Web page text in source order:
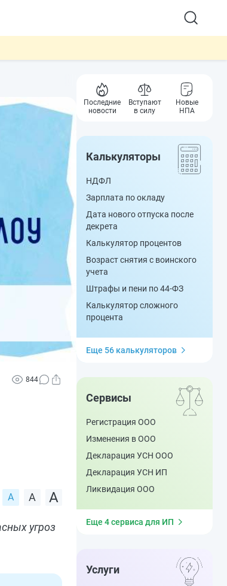
844
угроз
Последние
новости
Вступают
в силу
Новые
НПА
Калькуляторы
НДФЛ
Зарплата по окладу
Дата нового отпуска после
декрета
Калькулятор процентов
Возраст снятия с воинского
учета
Штрафы и пени по 44-ФЗ
Калькулятор сложного
процента
Еще 56 калькуляторов
Сервисы
Регистрация ООО
Изменения в ООО
Декларация УСН ООО
Декларация УСН ИП
Ликвидация ООО
Еще 4 сервиса для ИП
Услуги